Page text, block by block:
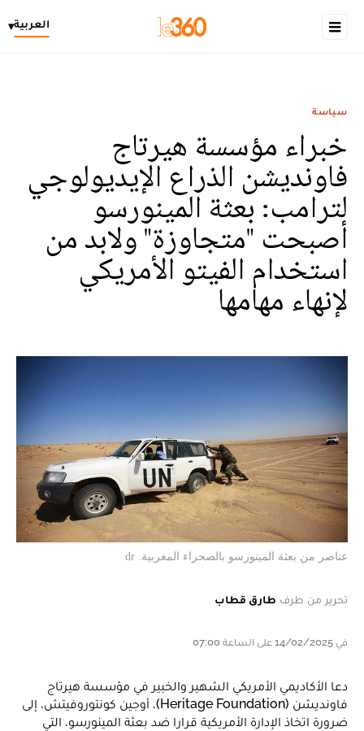
العربية▾
سياسة
خبراء مؤسسة هيرتاج
فاونديشن الذراع الإيديولوجي
لترامب: بعثة المينورسو
أصبحت "متجاوزة" ولابد من
استخدام الفيتو الأمريكي
لإنهاء مهامها
عناصر من بعثة المينورسو بالصحراء المغربية. dr
تحرير من طرف طارق قطاب
في 14/02/2025 على الساعة 07:00
دعا الأكاديمي الأمريكي الشهير والخبير في مؤسسة هيرتاج
فاونديشن (Heritage Foundation)، أوجين كونتوروفيتش، إلى
ضرورة اتخاذ الإدارة الأمريكية قرارا ضد بعثة المينورسو، التي